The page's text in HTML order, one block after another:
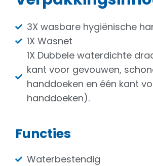
3X wasbare hygiënische
1X Wasnet
1X Dubbele waterdichte
kant voor gevouwen,
handdoeken en één kant
handdoeken).
Functies
Waterbestendig